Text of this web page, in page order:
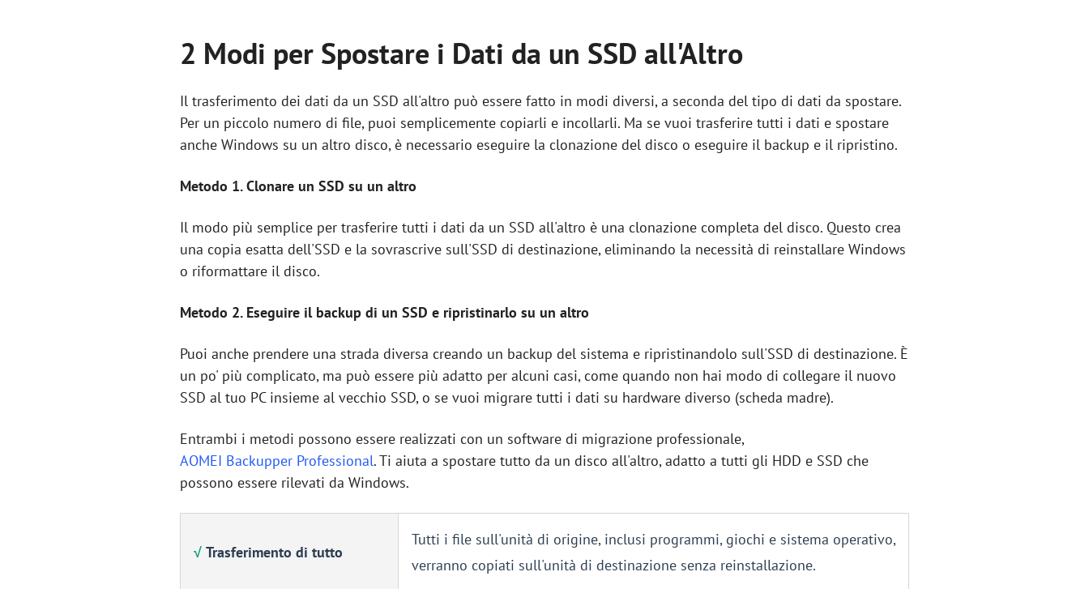
2 Modi per Spostare i Dati da un SSD all'Altro
Il trasferimento dei dati da un SSD all'altro può essere fatto in modi diversi, a seconda del tipo di dati da spostare.
Per un piccolo numero di file, puoi semplicemente copiarli e incollarli. Ma se vuoi trasferire tutti i dati e spostare
anche Windows su un altro disco, è necessario eseguire la clonazione del disco o eseguire il backup e il ripristino.
Metodo 1. Clonare un SSD su un altro
Il modo più semplice per trasferire tutti i dati da un SSD all'altro è una clonazione completa del disco. Questo crea
una copia esatta dell'SSD e la sovrascrive sull'SSD di destinazione, eliminando la necessità di reinstallare Windows
o riformattare il disco.
Metodo 2. Eseguire il backup di un SSD e ripristinarlo su un altro
Puoi anche prendere una strada diversa creando un backup del sistema e ripristinandolo sull'SSD di destinazione. È
un po' più complicato, ma può essere più adatto per alcuni casi, come quando non hai modo di collegare il nuovo
SSD al tuo PC insieme al vecchio SSD, o se vuoi migrare tutti i dati su hardware diverso (scheda madre).
Entrambi i metodi possono essere realizzati con un software di migrazione professionale,
AOMEI Backupper Professional. Ti aiuta a spostare tutto da un disco all'altro, adatto a tutti gli HDD e SSD che
possono essere rilevati da Windows.
√ Trasferimento di tutto
Tutti i file sull'unità di origine, inclusi programmi, giochi e sistema operativo,
verranno copiati sull'unità di destinazione senza reinstallazione.